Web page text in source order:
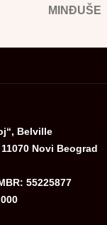
MINĐUŠE
Belville
Novi Beograd
55225877